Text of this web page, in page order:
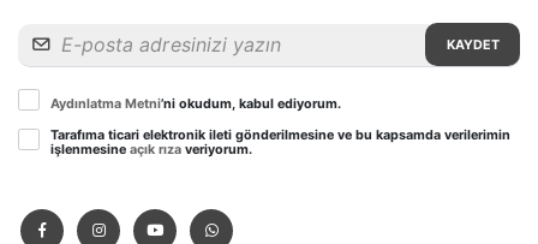
KAYDET
Aydınlatma Metni’ni okudum, kabul ediyorum.
Tarafıma ticari elektronik ileti gönderilmesine ve bu kapsamda verilerimin
işlenmesine açık rıza veriyorum.